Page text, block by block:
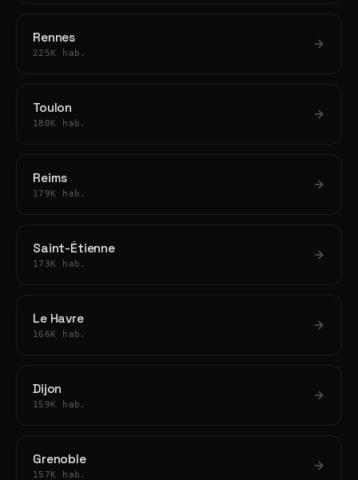
Rennes
225K hab.
Toulon
180K hab.
Reims
179K hab.
Saint-Étienne
173K hab.
Le Havre
166K hab.
Dijon
159K hab.
Grenoble
157K hab.